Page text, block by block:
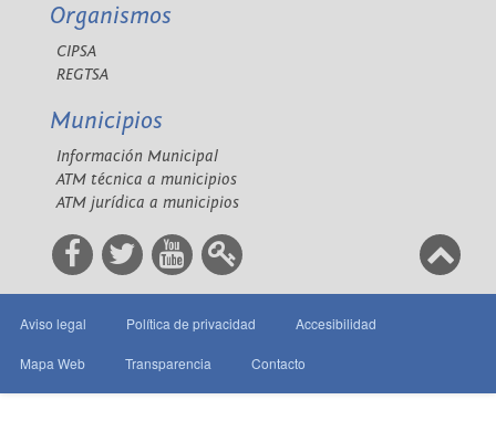
Organismos
CIPSA
REGTSA
Municipios
Información Municipal
ATM técnica a municipios
ATM jurídica a municipios
Aviso legal Política de privacidad Accesibilidad
Mapa Web Transparencia Contacto